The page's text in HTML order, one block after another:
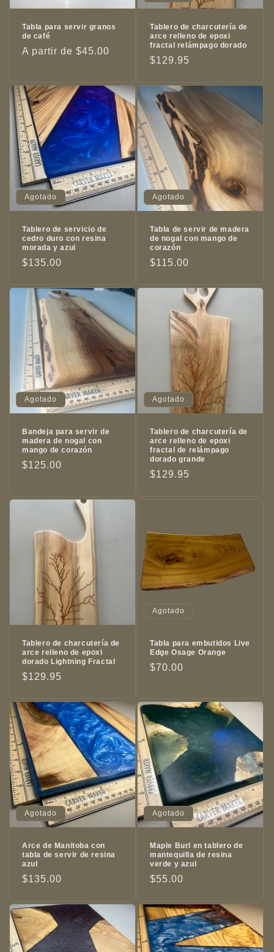
Tabla para servir granos
de café
Precio
A partir de $45.00
Tablero de charcutería de
arce relleno de epoxi
fractal relámpago dorado
Precio
$129.95
Agotado
Tablero de servicio de
cedro duro con resina
morada y azul
Precio
$135.00
Agotado
Tabla de servir de madera
de nogal con mango de
corazón
Precio
$115.00
Agotado
Bandeja para servir de
madera de nogal con
mango de corazón
Precio
$125.00
Agotado
Tablero de charcutería de
arce relleno de epoxi
fractal de relámpago
dorado grande
Precio
$129.95
Tablero de charcutería de
arce relleno de epoxi
dorado Lightning Fractal
Precio
$129.95
Agotado
Tabla para embutidos Live
Edge Osage Orange
Precio
$70.00
Agotado
Arce de Manitoba con
tabla de servir de resina
azul
Precio
$135.00
Agotado
Maple Burl en tablero de
mantequilla de resina
verde y azul
Precio
$55.00